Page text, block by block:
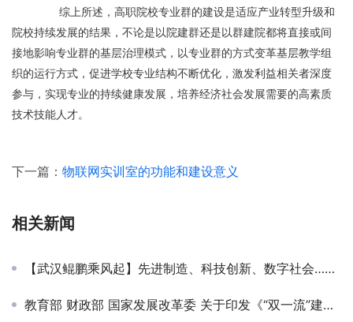
院校持续发展的结果，不论是以院建群还是以群建院都将直接或间
接地影响专业群的基层治理模式，以专业群的方式变革基层教学组
织的运行方式，促进学校专业结构不断优化，激发利益相关者深度
参与，实现专业的持续健康发展，培养经济社会发展需要的高素质
技术技能人才。
下一篇： 物联网实训室的功能和建设意义
相关新闻
【武汉鲲鹏乘风起】先进制造、科技创新、数字社会…鲲鹏产业创新应用场景持续扩展
教育部 财政部 国家发展改革委 关于印发《“双一流”建设成效评价 办法（试行）》的通知